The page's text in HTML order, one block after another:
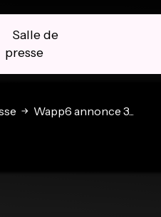
Salle de
presse
Wapp6 annonce 3...